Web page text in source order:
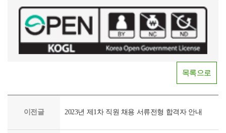
목록으로
이전글 2023년 제1차 직원 채용 서류전형 합격자 안내